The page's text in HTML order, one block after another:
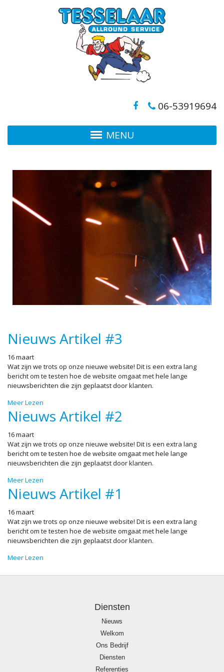
06-53919694
MENU
Nieuws Artikel #3
16 maart
Wat zijn we trots op onze nieuwe website! Dit is een extra lang
bericht om te testen hoe de website omgaat met hele lange
nieuwsberichten die zijn geplaatst door klanten.
Meer Lezen
Nieuws Artikel #2
16 maart
Wat zijn we trots op onze nieuwe website! Dit is een extra lang
bericht om te testen hoe de website omgaat met hele lange
nieuwsberichten die zijn geplaatst door klanten.
Meer Lezen
Nieuws Artikel #1
16 maart
Wat zijn we trots op onze nieuwe website! Dit is een extra lang
bericht om te testen hoe de website omgaat met hele lange
nieuwsberichten die zijn geplaatst door klanten.
Meer Lezen
Diensten
Nieuws
Welkom
Ons Bedrijf
Diensten
Referenties